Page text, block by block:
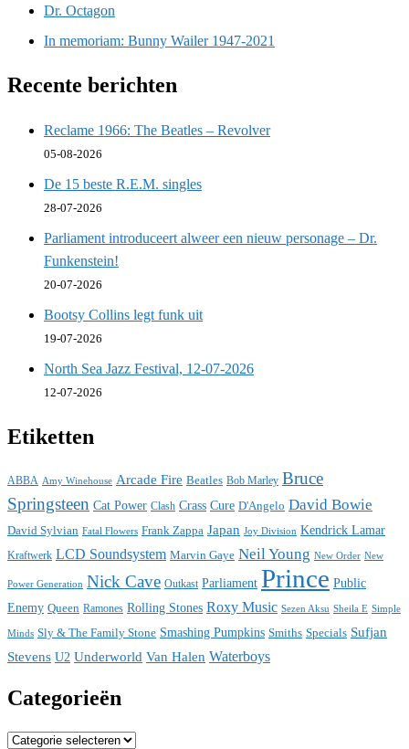
Dr. Octagon
In memoriam: Bunny Wailer 1947-2021
Recente berichten
Reclame 1966: The Beatles – Revolver
05-08-2026
De 15 beste R.E.M. singles
28-07-2026
Parliament introduceert alweer een nieuw personage – Dr.
Funkenstein!
20-07-2026
Bootsy Collins legt funk uit
19-07-2026
North Sea Jazz Festival, 12-07-2026
12-07-2026
Etiketten
ABBA Amy Winehouse Arcade Fire Beatles Bob Marley Bruce
Springsteen Cat Power Clash Crass Cure D'Angelo David Bowie
David Sylvian Fatal Flowers Frank Zappa Japan Joy Division Kendrick Lamar
Kraftwerk LCD Soundsystem Marvin Gaye Neil Young New Order New
Power Generation Nick Cave Outkast Parliament Prince Public
Enemy Queen Ramones Rolling Stones Roxy Music Sezen Aksu Sheila E Simple
Minds Sly & The Family Stone Smashing Pumpkins Smiths Specials Sufjan
Stevens U2 Underworld Van Halen Waterboys
Categorieën
Categorieën